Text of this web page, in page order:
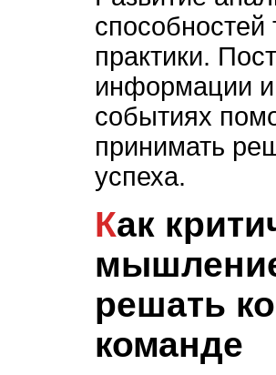
способностей
практики.
информации и
событиях
принимать
успеха.
Как критическое
решать
команде